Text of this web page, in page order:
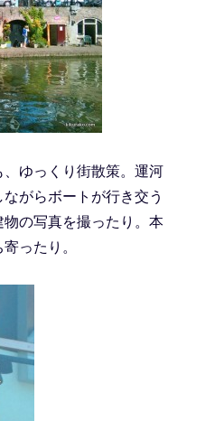
ゆっくり街散策。運河
がらボートが行き交う
の写真を撮ったり。本
ったり。